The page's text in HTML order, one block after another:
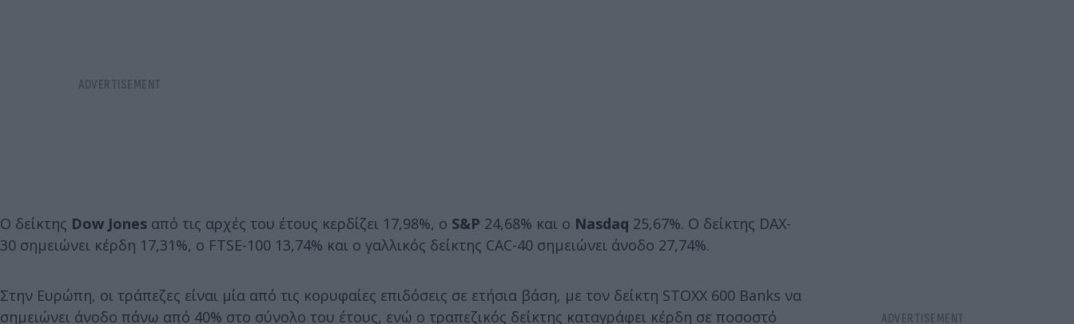
Ο δείκτης Dow Jones από τις αρχές του έτους κερδίζει 17,98%, ο S&P 24,68% και ο Nasdaq 25,67%. O δείκτης DAX-
30 σημειώνει κέρδη 17,31%, o FTSE-100 13,74% και ο γαλλικός δείκτης CAC-40 σημειώνει άνοδο 27,74%.
Στην Ευρώπη, οι τράπεζες είναι μία από τις κορυφαίες επιδόσεις σε ετήσια βάση, με τον δείκτη STOXX 600 Banks να
σημειώνει άνοδο πάνω από 40% στο σύνολο του έτους, ενώ ο τραπεζικός δείκτης καταγράφει κέρδη σε ποσοστό